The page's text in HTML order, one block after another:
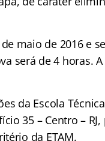
maio de 2016 e
será de 4 horas.
da Escola
35 – Centro –
da ETAM.